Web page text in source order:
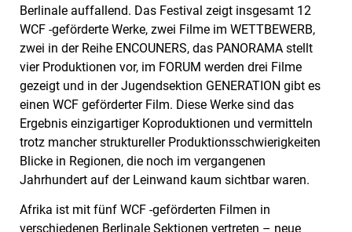
Berlinale auffallend. Das Festival zeigt insgesamt 12
WCF -geförderte Werke, zwei Filme im WETTBEWERB,
zwei in der Reihe ENCOUNERS, das PANORAMA stellt
vier Produktionen vor, im FORUM werden drei Filme
gezeigt und in der Jugendsektion GENERATION gibt es
einen WCF geförderter Film. Diese Werke sind das
Ergebnis einzigartiger Koproduktionen und vermitteln
trotz mancher struktureller Produktionsschwierigkeiten
Blicke in Regionen, die noch im vergangenen
Jahrhundert auf der Leinwand kaum sichtbar waren.
Afrika ist mit fünf WCF -geförderten Filmen in
verschiedenen Berlinale Sektionen vertreten – neue